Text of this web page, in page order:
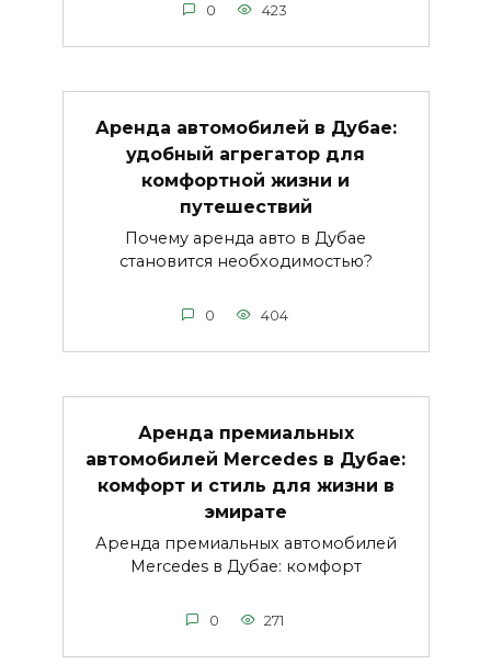
0 423
Аренда автомобилей в Дубае:
удобный агрегатор для
комфортной жизни и
путешествий
Почему аренда авто в Дубае
становится необходимостью?
0 404
Аренда премиальных
автомобилей Mercedes в Дубае:
комфорт и стиль для жизни в
эмирате
Аренда премиальных автомобилей
Mercedes в Дубае: комфорт
0 271